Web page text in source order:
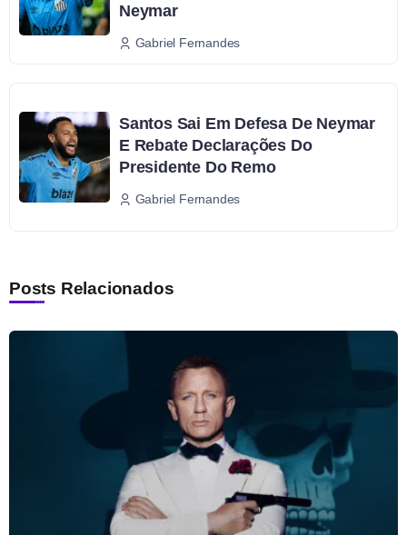
Neymar
Gabriel Fernandes
Santos Sai Em Defesa De Neymar
E Rebate Declarações Do
Presidente Do Remo
Gabriel Fernandes
Posts Relacionados